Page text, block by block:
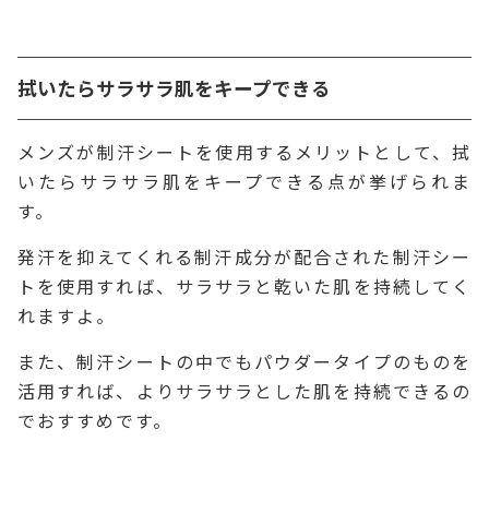
拭いたらサラサラ肌をキープできる
メンズが制汗シートを使用するメリットとして、拭
いたらサラサラ肌をキープできる点が挙げられま
す。
発汗を抑えてくれる制汗成分が配合された制汗シー
トを使用すれば、サラサラと乾いた肌を持続してく
れますよ。
また、制汗シートの中でもパウダータイプのものを
活用すれば、よりサラサラとした肌を持続できるの
でおすすめです。